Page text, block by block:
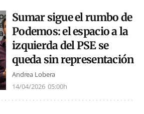
Sumar sigue el rumbo de
Podemos: el espacio a la
izquierda del PSE se
queda sin representación
Andrea Lobera
14/04/2026 05:00h